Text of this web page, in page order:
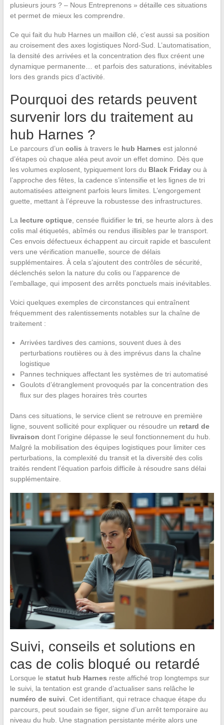
plusieurs jours ? – Nous Entreprenons » détaille ces situations
et permet de mieux les comprendre.
Ce qui fait du hub Harnes un maillon clé, c’est aussi sa position
au croisement des axes logistiques Nord-Sud. L’automatisation,
la densité des arrivées et la concentration des flux créent une
dynamique permanente… et parfois des saturations, inévitables
lors des grands pics d’activité.
Pourquoi des retards peuvent
survenir lors du traitement au
hub Harnes ?
Le parcours d’un colis à travers le hub Harnes est jalonné
d’étapes où chaque aléa peut avoir un effet domino. Dès que
les volumes explosent, typiquement lors du Black Fridayou à
l’approche des fêtes, la cadence s’intensifie et les lignes de tri
automatisées atteignent parfois leurs limites. L’engorgement
guette, mettant à l’épreuve la robustesse des infrastructures.
La lecture optique, censée fluidifier le tri , se heurte alors à des
colis mal étiquetés, abîmés ou rendus illisibles par le transport.
Ces envois défectueux échappent au circuit rapide et basculent
vers une vérification manuelle, source de délais
supplémentaires. À cela s’ajoutent des contrôles de sécurité,
déclenchés selon la nature du colis ou l’apparence de
l’emballage, qui imposent des arrêts ponctuels mais inévitables.
Voici quelques exemples de circonstances qui entraînent
fréquemment des ralentissements notables sur la chaîne de
traitement :
Arrivées tardives des camions, souvent dues à des
perturbations routières ou à des imprévus dans la chaîne
logistique
Pannes techniques affectant les systèmes de tri automatisé
Goulots d’étranglement provoqués par la concentration des
flux sur des plages horaires très courtes
Dans ces situations, le service client se retrouve en première
ligne, souvent sollicité pour expliquer ou résoudre un retard de
livraison dont l’origine dépasse le seul fonctionnement du hub.
Malgré la mobilisation des équipes logistiques pour limiter ces
perturbations, la complexité du transit et la diversité des colis
traités rendent l’équation parfois difficile à résoudre sans délai
supplémentaire.
Suivi, conseils et solutions en
cas de colis bloqué ou retardé
Lorsque le statut hub Harnes reste affiché trop longtemps sur
le suivi, la tentation est grande d’actualiser sans relâche le
numéro de suivi . Cet identifiant, qui retrace chaque étape du
parcours, peut soudain se figer, signe d’un arrêt temporaire au
niveau du hub. Une stagnation persistante mérite alors une